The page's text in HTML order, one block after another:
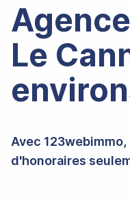
Le
Avec 123webimmo,
d'honoraires